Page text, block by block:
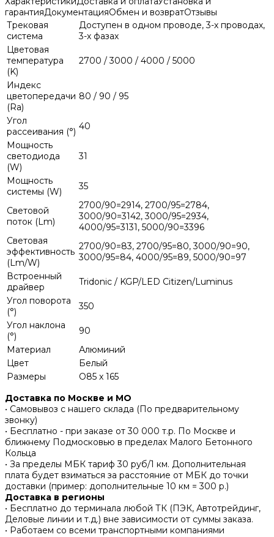
гарантияДокументацияОбмен и возвратОтзывы
Трековая
система
Доступен в одном проводе, 3-х проводах,
3-х фазах
Цветовая
температура
(K)
2700 / 3000 / 4000 / 5000
Индекс
цветопередачи
(Ra)
80 / 90 / 95
Угол
рассеивания (°) 40
Мощность
светодиода
(W)
31
Мощность
системы (W)
35
Световой
поток (Lm)
2700/90=2914, 2700/95=2784,
3000/90=3142, 3000/95=2934,
4000/95=3131, 5000/90=3396
Световая
эффективность
(Lm/W)
2700/90=83, 2700/95=80, 3000/90=90,
3000/95=84, 4000/95=89, 5000/90=97
Встроенный
драйвер
Tridonic / KGP/LED Citizen/Luminus
Угол поворота
(°)
350
Угол наклона
(°)
90
Материал
Алюминий
Цвет
Белый
Размеры
O85 x 165
Доставка по Москве и МО
• Самовывоз с нашего склада (По предварительному
звонку)
• Бесплатно - при заказе от 30 000 т.р. По Москве и
ближнему Подмосковью в пределах Малого Бетонного
Кольца
• За пределы МБК тариф 30 руб/1 км. Дополнительная
плата будет взиматься за расстояние от МБК до точки
доставки (пример: дополнительные 10 км = 300 р.)
Доставка в регионы
• Бесплатно до терминала любой ТК (ПЭК, Автотрейдинг,
Деловые линии и т.д.) вне зависимости от суммы заказа.
• Работаем со всеми транспортными компаниями